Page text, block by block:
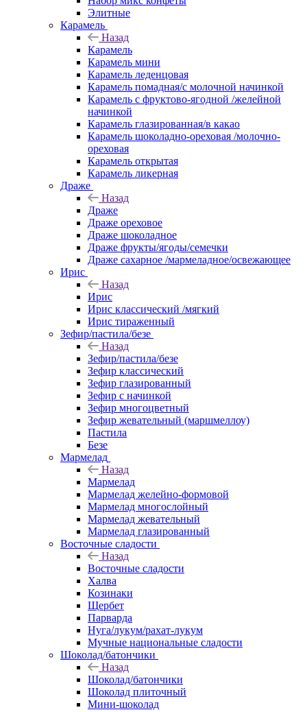
Элитные
Карамель
Назад
Карамель
Карамель мини
Карамель леденцовая
Карамель помадная/с молочной начинкой
Карамель с фруктово-ягодной /желейной
начинкой
Карамель глазированная/в какао
Карамель шоколадно-ореховая /молочно-
ореховая
Карамель открытая
Карамель ликерная
Драже
Назад
Драже
Драже ореховое
Драже шоколадное
Драже фрукты/ягоды/семечки
Драже сахарное /мармеладное/освежающее
Ирис
Назад
Ирис
Ирис классический /мягкий
Ирис тираженный
Зефир/пастила/безе
Назад
Зефир/пастила/безе
Зефир классический
Зефир глазированный
Зефир с начинкой
Зефир многоцветный
Зефир жевательный (маршмеллоу)
Пастила
Безе
Мармелад
Назад
Мармелад
Мармелад желейно-формовой
Мармелад многослойный
Мармелад жевательный
Мармелад глазированный
Восточные сладости
Назад
Восточные сладости
Халва
Козинаки
Щербет
Парварда
Нуга/лукум/рахат-лукум
Мучные национальные сладости
Шоколад/батончики
Назад
Шоколад/батончики
Шоколад плиточный
Мини-шоколад